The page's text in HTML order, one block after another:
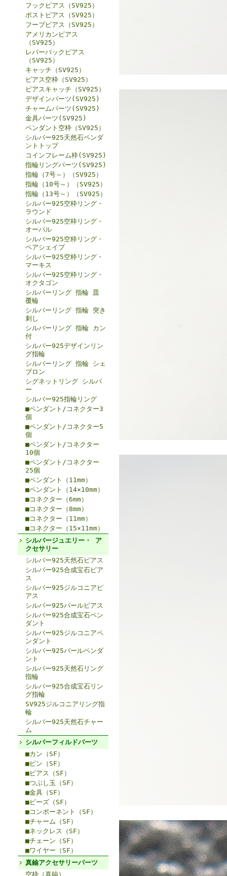
フックピアス（SV925）
ポストピアス（SV925）
フープピアス（SV925）
アメリカンピアス
（SV925）
レバーバックピアス
（SV925）
キャッチ（SV925）
ピアス空枠（SV925）
ピアスキャッチ（SV925）
デザインパーツ(SV925)
チャームパーツ(SV925)
金具パーツ(SV925)
ペンダント空枠（SV925）
シルバー925天然石ペンダ
ントトップ
コインフレーム枠(SV925)
指輪リングパーツ(SV925)
指輪（7号～）（SV925）
指輪（10号～）（SV925）
指輪（13号～）（SV925）
シルバー925空枠リング・
ラウンド
シルバー925空枠リング・
オーバル
シルバー925空枠リング・
ペアシェイプ
シルバー925空枠リング・
マーキス
シルバー925空枠リング・
オクタゴン
シルバーリング 指輪 皿
覆輪
シルバーリング 指輪 突き
刺し
シルバーリング 指輪 カン
付
シルバー925デザインリン
グ指輪
シルバーリング 指輪 シェ
ブロン
シグネットリング シルバ
ー
シルバー925指輪リング
■ペンダント/コネクター3
個
■ペンダント/コネクター5
個
■ペンダント/コネクター
10個
■ペンダント/コネクター
25個
■ペンダント（11mm）
■ペンダント（14×10mm）
■コネクター（6mm）
■コネクター（8mm）
■コネクター（11mm）
■コネクター（15×11mm）
シルバージュエリー・ ア
クセサリー
シルバー925天然石ピアス
シルバー925合成宝石ピア
ス
シルバー925ジルコニアピ
アス
シルバー925パールピアス
シルバー925合成宝石ペン
ダント
シルバー925ジルコニアペ
ンダント
シルバー925パールペンダ
ント
シルバー925天然石リング
指輪
シルバー925合成宝石リン
グ指輪
SV925ジルコニアリング指
輪
シルバー925天然石チャー
ム
シルバーフィルドパーツ
■カン（SF）
■ピン（SF）
■ピアス（SF）
■つぶし玉（SF）
■金具（SF）
■ビーズ（SF）
■コンポーネント（SF）
■チャーム（SF）
■ネックレス（SF）
■チェーン（SF）
■ワイヤー（SF）
真鍮アクセサリーパーツ
空枠（真鍮）